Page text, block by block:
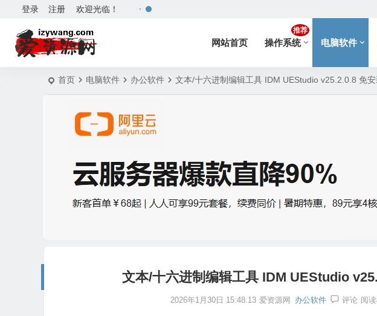
欢迎光临！
登录 注册
网站首页 操作系统
推荐
电脑软件
首页 电脑软件 办公软件 文本/十六进制编辑工具 IDM UEStudio v25.2.0.8 免
文本/十六进制编辑工具 IDM UEStudio
2026年1月30日 15:48:13 爱资源网 办公软件 评论 阅